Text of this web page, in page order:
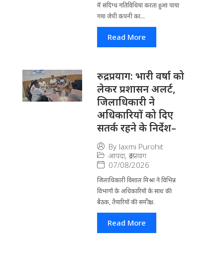
में संदिग्ध गतिविधियां करता हुआ पाया
गया जेपी कंपनी का...
Read More
रुद्रप्रयाग: भारी वर्षा को
लेकर प्रशासन अलर्ट,
जिलाधिकारी ने
अधिकारियों को दिए
सतर्क रहने के निर्देश–
By laxmi Purohit
आपदा, रूद्रप्रयाग
07/08/2026
जिला​धिकारी विशाल मिश्रा ने वि​भिन्न
विभागों के अ​धिकारियों के साथ की
बैठक, तैयारियों की समीक्षा...
Read More